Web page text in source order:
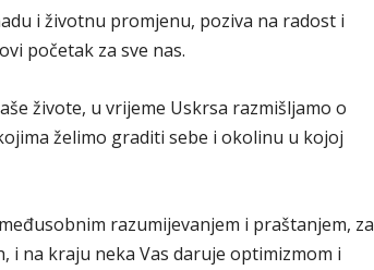
i životnu promjenu, poziva na radost i
početak za sve nas.
živote, u vrijeme Uskrsa razmišljamo o
želimo graditi sebe i okolinu u kojoj
razumijevanjem i praštanjem, za
na kraju neka Vas daruje optimizmom i